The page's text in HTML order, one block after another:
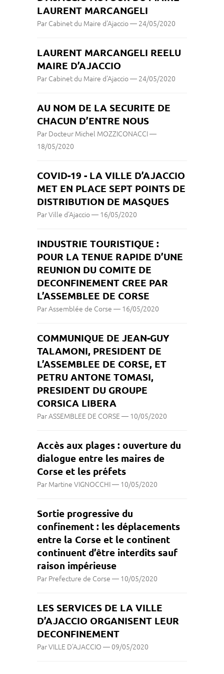
LAURENT MARCANGELI
Par Cabinet du Maire d'Ajaccio— 24/05/2020
LAURENT MARCANGELI REELU
MAIRE D’AJACCIO
Par Cabinet du Maire d'Ajaccio— 24/05/2020
AU NOM DE LA SECURITE DE
CHACUN D’ENTRE NOUS
Par Docteur Michel MOZZICONACCI—
18/05/2020
COVID-19 - LA VILLE D’AJACCIO
MET EN PLACE SEPT POINTS DE
DISTRIBUTION DE MASQUES
Par Ville d'Ajaccio— 16/05/2020
INDUSTRIE TOURISTIQUE :
POUR LA TENUE RAPIDE D’UNE
REUNION DU COMITE DE
DECONFINEMENT CREE PAR
L’ASSEMBLEE DE CORSE
Par Assemblée de Corse — 16/05/2020
COMMUNIQUE DE JEAN-GUY
TALAMONI, PRESIDENT DE
L’ASSEMBLEE DE CORSE, ET
PETRU ANTONE TOMASI,
PRESIDENT DU GROUPE
CORSICA LIBERA
Par ASSEMBLEE DE CORSE — 10/05/2020
Accès aux plages : ouverture du
dialogue entre les maires de
Corse et les préfets
Par Martine VIGNOCCHI— 10/05/2020
Sortie progressive du
confinement : les déplacements
entre la Corse et le continent
continuent d’être interdits sauf
raison impérieuse
Par Prefecture de Corse — 10/05/2020
LES SERVICES DE LA VILLE
D’AJACCIO ORGANISENT LEUR
DECONFINEMENT
Par VILLE D'AJACCIO — 09/05/2020